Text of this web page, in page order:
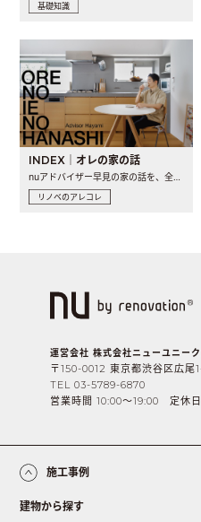
基礎知識
INDEX｜オレの家の話
nuアドバイザー早見の家の話を、全4話でお届け。リノベーションを..
リノベのアレコレ
運営会社 株式会社ニューユニーク
〒150-0012 東京都渋谷区広尾
TEL 03-5789-6870
営業時間 10:00〜19:00 定休
施工事例
建物から探す